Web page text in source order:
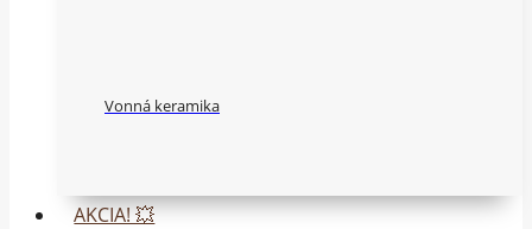
Vonná keramika
AKCIA! 💥